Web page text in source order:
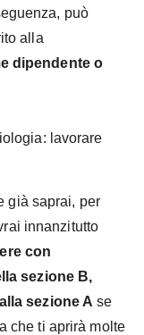
può
alla
dipendente o
lavorare
già saprai, per
innanzitutto
con
sezione B,
sezione A se
che ti aprirà molte